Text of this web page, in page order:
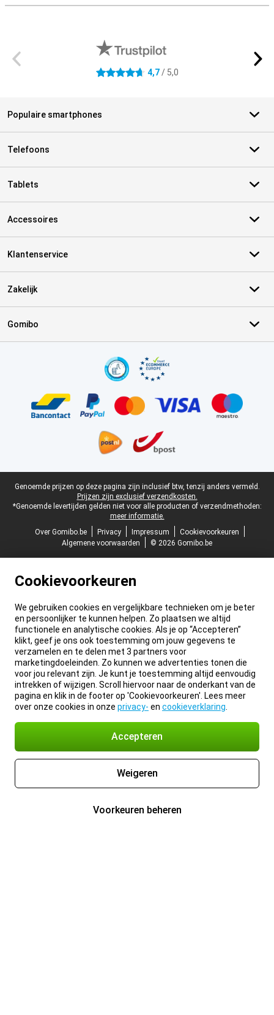
4.7 sterren 4,7/ 5,0
Populaire smartphones
Telefoons
Tablets
Accessoires
Klantenservice
Zakelijk
Gomibo
Juridische voettekst
Genoemde prijzen op deze pagina zijn inclusief btw, tenzij anders vermeld.
Prijzen zijn exclusief verzendkosten.
*Genoemde levertijden gelden niet voor alle producten of verzendmethoden:
meer informatie.
Over Gomibo.be
Privacy Impressum
Cookievoorkeuren
Algemene voorwaarden
© 2026 Gomibo.be
Cookievoorkeuren
We gebruiken cookies en vergelijkbare technieken om je beter
en persoonlijker te kunnen helpen. Zo plaatsen we altijd
functionele en analytische cookies. Als je op “Accepteren”
klikt, geef je ons ook toestemming om jouw gegevens te
verzamelen en te delen met 3 partners voor
marketingdoeleinden. Zo kunnen we advertenties tonen die
voor jou relevant zijn. Je kunt je toestemming altijd eenvoudig
intrekken of wijzigen. Scroll hiervoor naar de onderkant van de
pagina en klik in de footer op 'Cookievoorkeuren'. Lees meer
over onze cookies in onze privacy- en cookieverklaring
Accepteren
Weigeren
Voorkeuren beheren